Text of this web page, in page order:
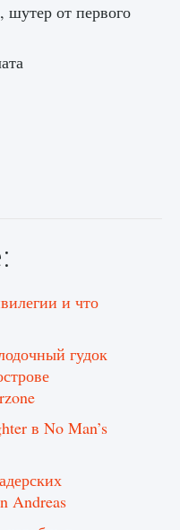
шутер от первого
и что
гудок
в No Man’s
Andreas